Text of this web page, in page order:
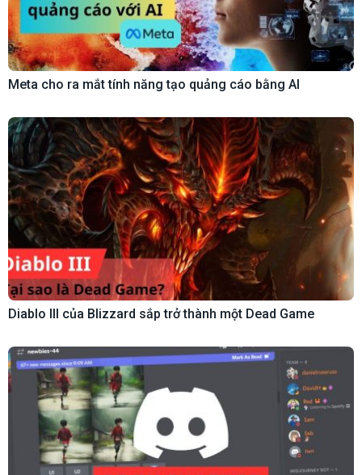
Meta cho ra mắt tính năng tạo quảng cáo bằng AI
Diablo III của Blizzard sắp trở thành một Dead Game